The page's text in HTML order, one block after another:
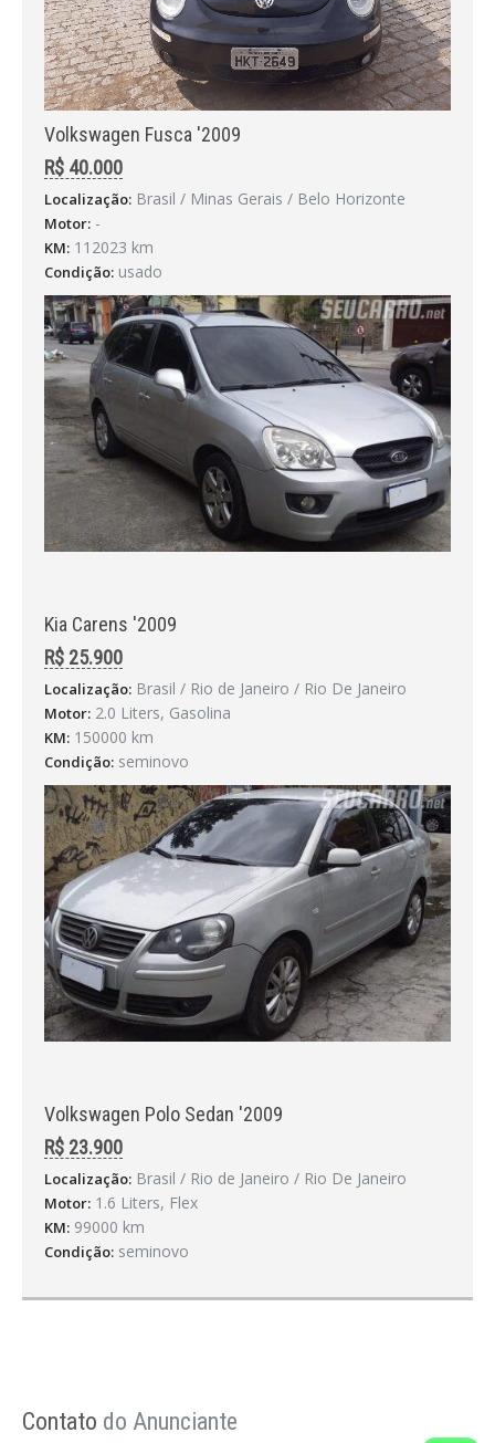
Volkswagen Fusca '2009
R$ 40.000
Localização: Brasil / Minas Gerais / Belo Horizonte
Motor: -
KM: 112023 km
Condição: usado
Kia Carens '2009
R$ 25.900
Localização: Brasil / Rio de Janeiro / Rio De Janeiro
Motor: 2.0 Liters, Gasolina
KM: 150000 km
Condição: seminovo
Volkswagen Polo Sedan '2009
R$ 23.900
Localização: Brasil / Rio de Janeiro / Rio De Janeiro
Motor: 1.6 Liters, Flex
KM: 99000 km
Condição: seminovo
Contato do Anunciante